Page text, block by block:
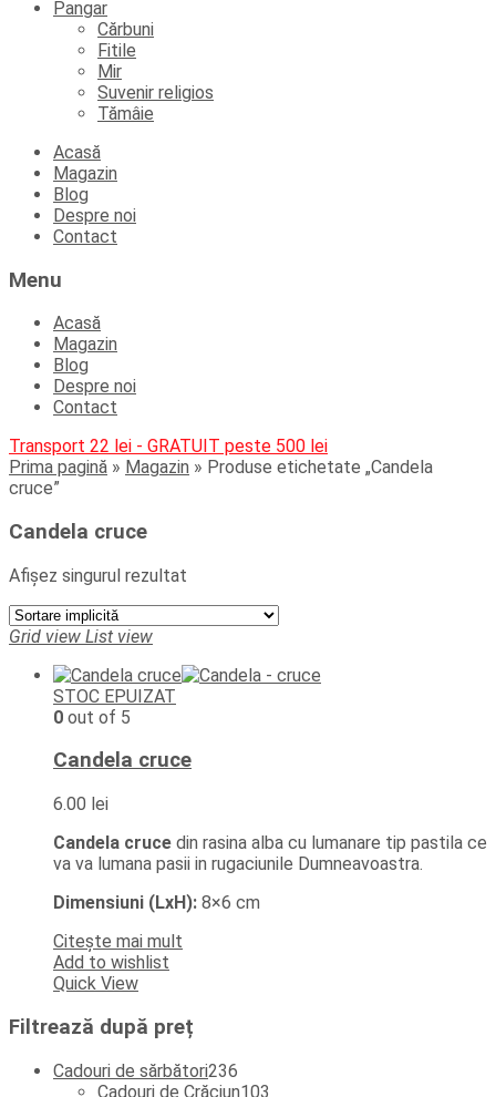
Pangar
Cărbuni
Fitile
Mir
Suvenir religios
Tămâie
Skip
content
Acasă
Magazin
Blog
Despre noi
Contact
Menu
Acasă
Magazin
Blog
Despre noi
Contact
Transport 22 lei - GRATUIT peste 500 lei
Prima pagină » Magazin » Produse etichetate „Candela
cruce”
Candela cruce
Afișez singurul rezultat
Grid view List view
STOC EPUIZAT
0 out of 5
Candela cruce
6.00 lei
Candela cruce din rasina alba cu lumanare tip pastila ce
va va lumana pasii in rugaciunile Dumneavoastra.
Dimensiuni (LxH): 8×6 cm
Citește mai mult
Add to wishlist
Quick View
Filtrează după preț
Cadouri de sărbători236
de
Cadouri de Crăciun103